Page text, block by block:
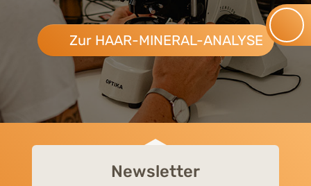
Zur HAAR-MINERAL-ANALYSE
Newsletter